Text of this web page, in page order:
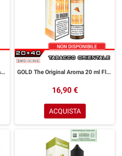
RED The Original Aroma 20 ml Flavourart Tabacco GOLD The Original Aroma 20 ml Flavourart Tabacco Orientale
16,90 €
ACQUISTA